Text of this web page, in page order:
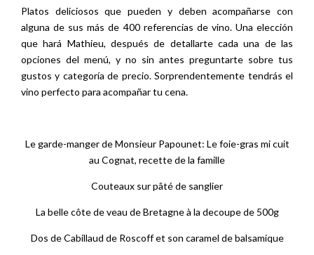
Platos deliciosos que pueden y deben acompañarse con
alguna de sus más de 400 referencias de vino. Una elección
que hará Mathieu, después de detallarte cada una de las
opciones del menú, y no sin antes preguntarte sobre tus
gustos y categoría de precio. Sorprendentemente tendrás el
vino perfecto para acompañar tu cena.
Le garde-manger de Monsieur Papounet: Le foie-gras mi cuit
au Cognat, recette de la famille
Couteaux sur pâté de sanglier
La belle côte de veau de Bretagne à la decoupe de 500g
Dos de Cabillaud de Roscoff et son caramel de balsamique